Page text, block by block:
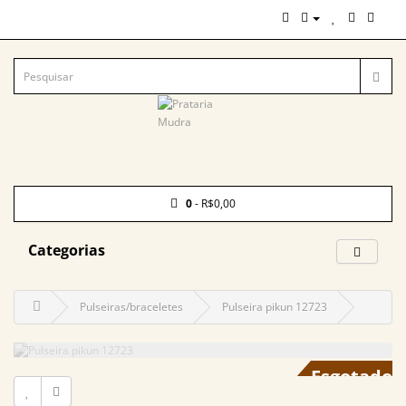
0- R$0,00
Categorias
Pulseiras/braceletes Pulseira pikun 12723